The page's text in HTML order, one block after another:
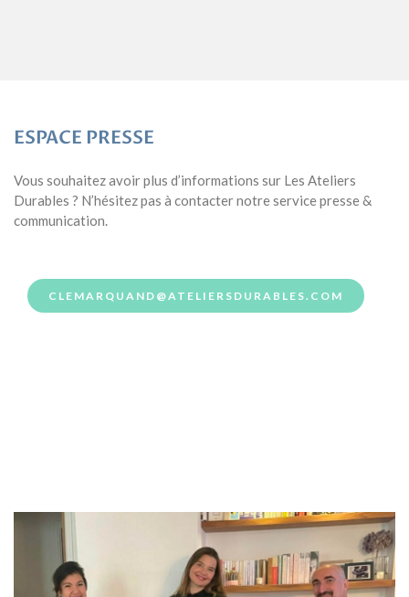
ESPACE PRESSE
Vous souhaitez avoir plus d’informations sur Les Ateliers
Durables ? N’hésitez pas à contacter notre service presse &
communication.
CLEMARQUAND@ATELIERSDURABLES.COM